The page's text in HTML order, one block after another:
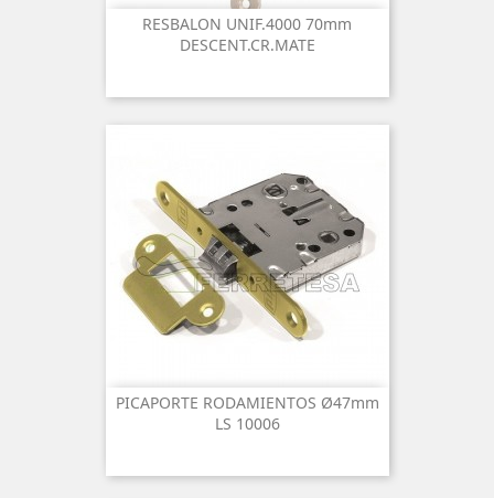
RESBALON UNIF.4000 70mm
DESCENT.CR.MATE
PICAPORTE RODAMIENTOS Ø47mm
LS 10006